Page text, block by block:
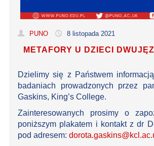
PUNO 8 listopada 2021
METAFORY U DZIECI
Dzielimy się z Państwem
badaniach prowadzonych przez
Gaskins, King’s College.
Zainteresowanych prosimy o
poniższym plakatem i kontakt z dr
pod adresem: